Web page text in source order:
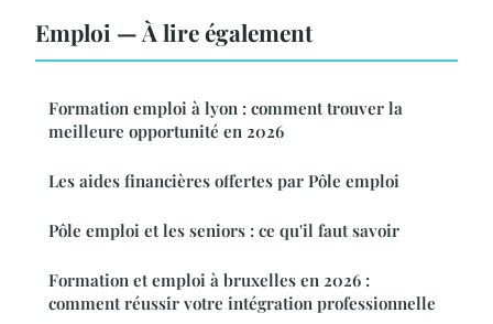
Emploi — À lire également
Formation emploi à lyon : comment trouver la
meilleure opportunité en 2026
Les aides financières offertes par Pôle emploi
Pôle emploi et les seniors : ce qu'il faut savoir
Formation et emploi à bruxelles en 2026 :
comment réussir votre intégration professionnelle